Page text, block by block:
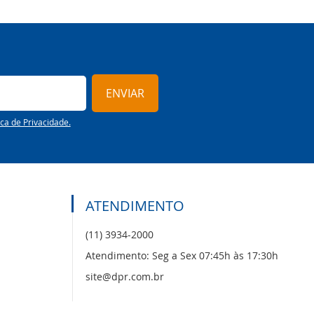
de Privacidade.
ENVIAR
ATENDIMENTO
(11) 3934-2000
Atendimento: Seg a Sex 07:45h às 17:30h
site@dpr.com.br